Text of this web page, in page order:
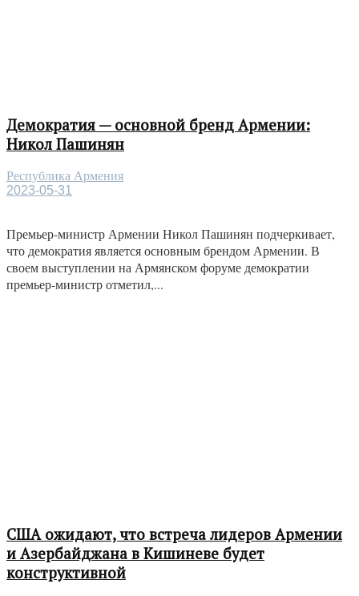
Демократия — основной бренд Армении:
Никол Пашинян
Республика Армения
2023-05-31
Премьер-министр Армении Никол Пашинян подчеркивает,
что демократия является основным брендом Армении. В
своем выступлении на Армянском форуме демократии
премьер-министр отметил,...
США ожидают, что встреча лидеров Армении
и Азербайджана в Кишиневе будет
конструктивной